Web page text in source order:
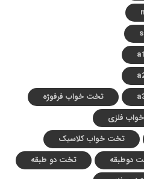
تخت خواب فرفوژه
فلزی
تخت خواب کلاسیک
دوطبقه
تخت دو طبقه